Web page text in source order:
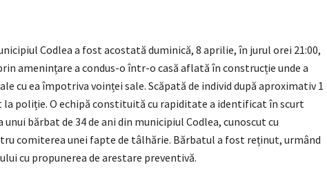
Codlea a fost acostată duminică, 8 aprilie, în jurul orei 21:00,
amenințare a condus-o într-o casă aflată în construcție unde a
cu ea împotriva voinței sale. Scăpată de individ după aproximativ 1
la poliție. O echipă constituită cu rapiditate a identificat în scurt
bărbat de 34 de ani din municipiul Codlea, cunoscut cu
comiterea unei fapte de tâlhărie. Bărbatul a fost reținut, urmând
cu propunerea de arestare preventivă.